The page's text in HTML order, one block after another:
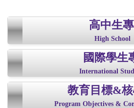
高中生
High School
國際學生
International
教育目標&
Program Objectives &